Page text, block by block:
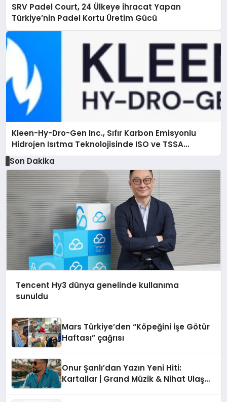
SRV Padel Court, 24 Ülkeye İhracat Yapan
Türkiye’nin Padel Kortu Üretim Gücü
Kleen-Hy-Dro-Gen Inc., Sıfır Karbon Emisyonlu
Hidrojen Isıtma Teknolojisinde ISO ve TSSA
Düzenleyici Onaylarını Aldı
Son Dakika
Tencent Hy3 dünya genelinde kullanıma
sunuldu
Mars Türkiye’den “Köpeğini İşe Götür
Haftası” çağrısı
Onur Şanlı’dan Yazın Yeni Hiti:
Kartallar | Grand Müzik & Nihat Ulaş